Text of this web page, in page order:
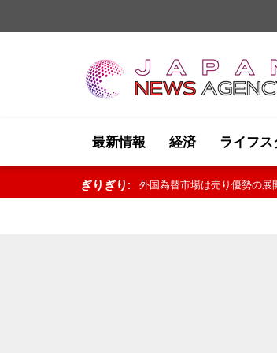
最新情報 経済 ライフ
ぎりぎり: 米国株式市場は軟調な展開